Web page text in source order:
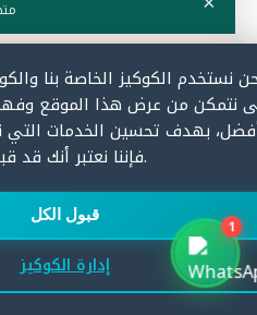
البدائل غير
هناك عدة تقنيات جديدة
مقارنة بين تقنيات جراحةكما يلي:
العلاج بالأدوية: الأدوية
الفوسفوديستراز.
استخدام الموسعات: وضع
القضيب لتوسيعه برفق في حالات التضيق.
العلاج بالليزر: لعلاج تضيق
1
هل
ابدأ الدردشة الآن وسنرد بسرعة.
ابدأ الدردشة
نستخدم الكوكيز الخاصة بنا
نتمكن من عرض هذا الموقع
بهدف تحسين الخدمات التي
فإننا نعتبر أنك قد قبلت الكوكيز.
قبول الكل
إدارة الكوكيز